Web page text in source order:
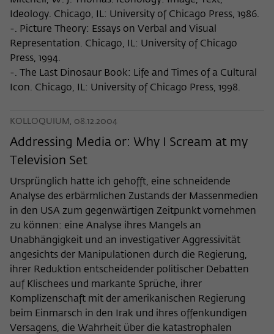
Ideology. Chicago, IL: University of Chicago Press, 1986.
-. Picture Theory: Essays on Verbal and Visual
Representation. Chicago, IL: University of Chicago
Press, 1994.
-. The Last Dinosaur Book: Life and Times of a Cultural
Icon. Chicago, IL: University of Chicago Press, 1998.
KOLLOQUIUM, 08.12.2004
Addressing Media or: Why I Scream at my
Television Set
Ursprünglich hatte ich gehofft, eine schneidende
Analyse des erbärmlichen Zustands der Massenmedien
in den USA zum gegenwärtigen Zeitpunkt vornehmen
zu können: eine Analyse ihres Mangels an
Unabhängigkeit und an investigativer Aggressivität
angesichts der Manipulationen durch die Regierung,
ihrer Reduktion entscheidender politischer Debatten
auf Klischees und markante Sprüche, ihrer
Komplizenschaft mit der amerikanischen Regierung
beim Einmarsch in den Irak und ihres offenkundigen
Versagens, die Wahrheit über die katastrophalen